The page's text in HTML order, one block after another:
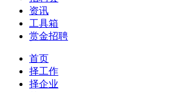
资讯
工具箱
赏金招聘
首页
择工作
择企业